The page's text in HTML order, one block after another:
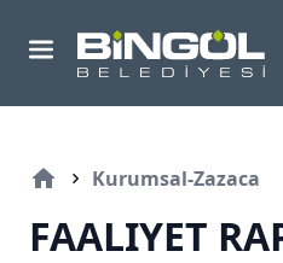
Mobil Menu
Kurumsal-Zazaca
FAALIYET